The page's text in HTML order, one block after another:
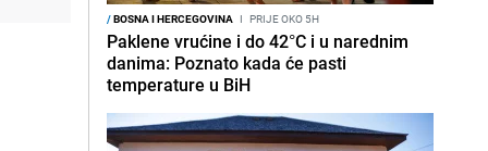
/BOSNA I HERCEGOVINA I PRIJE OKO 5H
Paklene vrućine i do 42°C i u narednim
danima: Poznato kada će pasti
temperature u BiH